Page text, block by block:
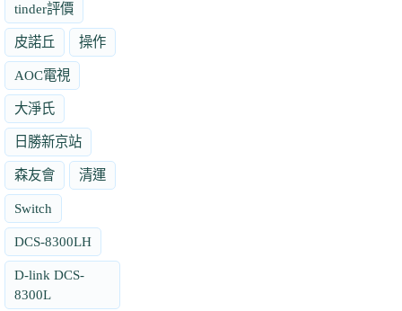
tinder評價
皮諾丘 操作
AOC電視
大淨氏
日勝新京站
森友會 清運
Switch
DCS-8300LH
D-link DCS-
8300L